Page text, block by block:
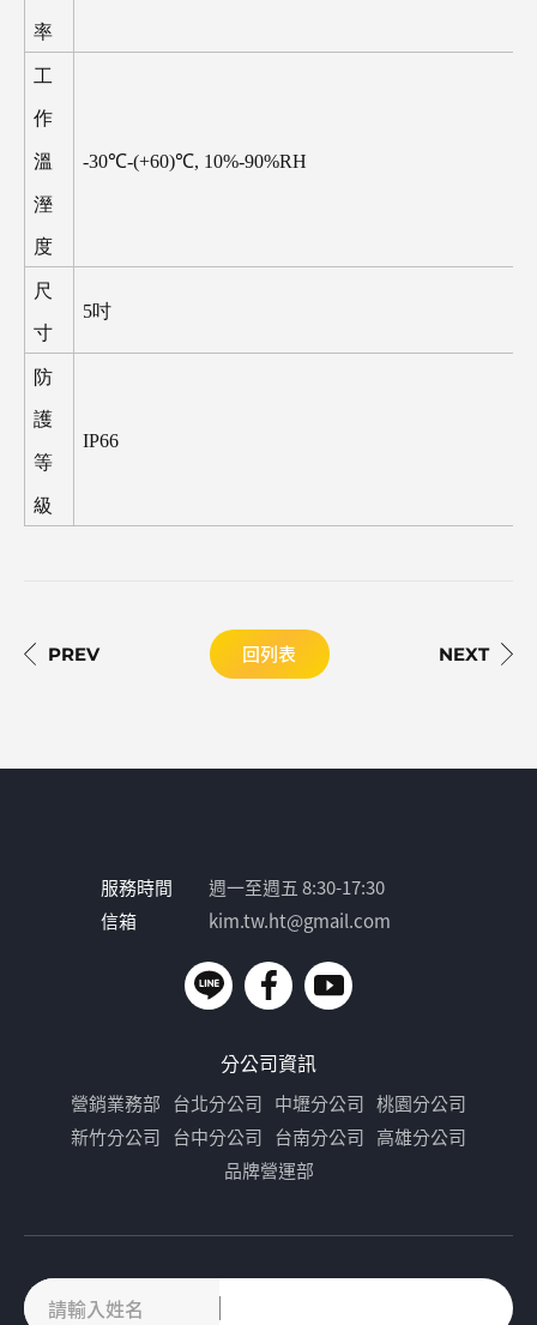
率
工
作
溫
溼
度
-30℃-(+60)℃, 10%-90%RH
尺
寸
5吋
防
護
等
級
IP66
回列表
服務時間
週一至週五 8:30-17:30
信箱
kim.tw.ht@gmail.com
分公司資訊
營銷業務部 台北分公司 中壢分公司 桃園分公司
新竹分公司 台中分公司 台南分公司 高雄分公司
品牌營運部